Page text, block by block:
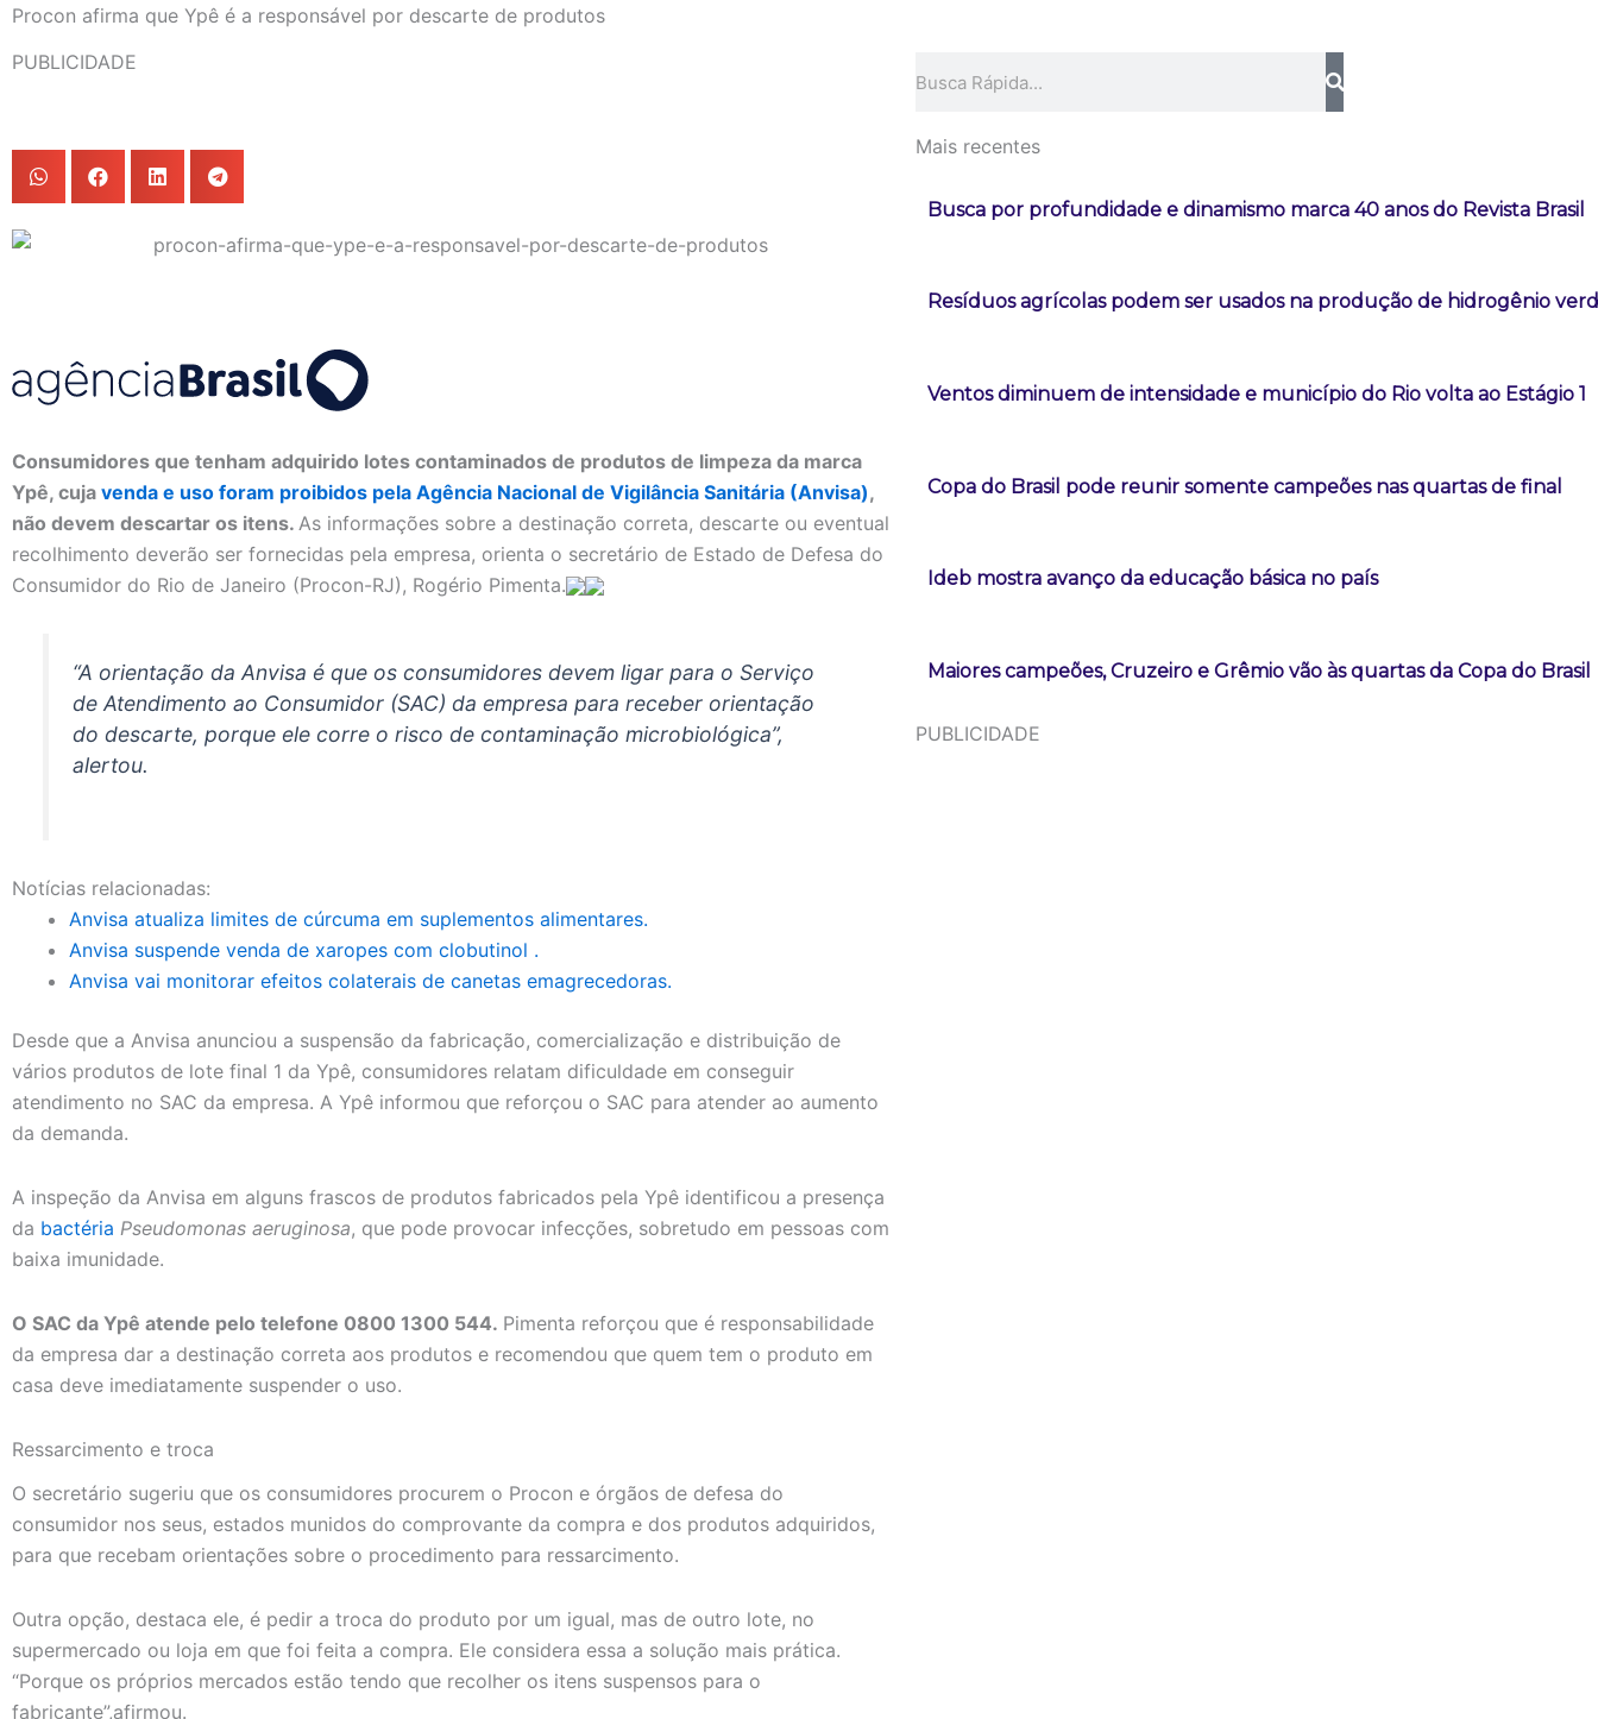
Procon afirma que Ypê é a responsável por descarte de produtos
PUBLICIDADE
Consumidores que tenham adquirido lotes contaminados de produtos de limpeza da marca
Ypê, cuja venda e uso foram proibidos pela Agência Nacional de Vigilância Sanitária (Anvisa),
não devem descartar os itens. As informações sobre a destinação correta, descarte ou eventual
recolhimento deverão ser fornecidas pela empresa, orienta o secretário de Estado de Defesa do
Consumidor do Rio de Janeiro (Procon-RJ), Rogério Pimenta.
“A orientação da Anvisa é que os consumidores devem ligar para o Serviço
de Atendimento ao Consumidor (SAC) da empresa para receber orientação
do descarte, porque ele corre o risco de contaminação microbiológica”,
alertou.
Notícias relacionadas:
Anvisa atualiza limites de cúrcuma em suplementos alimentares.
Anvisa suspende venda de xaropes com clobutinol .
Anvisa vai monitorar efeitos colaterais de canetas emagrecedoras.
Desde que a Anvisa anunciou a suspensão da fabricação, comercialização e distribuição de
vários produtos de lote final 1 da Ypê, consumidores relatam dificuldade em conseguir
atendimento no SAC da empresa. A Ypê informou que reforçou o SAC para atender ao aumento
da demanda.
A inspeção da Anvisa em alguns frascos de produtos fabricados pela Ypê identificou a presença
da bactéria Pseudomonas aeruginosa, que pode provocar infecções, sobretudo em pessoas com
baixa imunidade.
O SAC da Ypê atende pelo telefone 0800 1300 544. Pimenta reforçou que é responsabilidade
da empresa dar a destinação correta aos produtos e recomendou que quem tem o produto em
casa deve imediatamente suspender o uso.
Ressarcimento e troca
O secretário sugeriu que os consumidores procurem o Procon e órgãos de defesa do
consumidor nos seus, estados munidos do comprovante da compra e dos produtos adquiridos,
para que recebam orientações sobre o procedimento para ressarcimento.
Outra opção, destaca ele, é pedir a troca do produto por um igual, mas de outro lote, no
supermercado ou loja em que foi feita a compra. Ele considera essa a solução mais prática.
“Porque os próprios mercados estão tendo que recolher os itens suspensos para o
fabricante”,afirmou.
Mais recentes
Busca por profundidade e dinamismo marca 40 anos do Revista Brasil
Resíduos agrícolas podem ser usados na produção de hidrogênio
Ventos diminuem de intensidade e município do Rio volta ao Estágio 1
Copa do Brasil pode reunir somente campeões nas quartas de final
Ideb mostra avanço da educação básica no país
Maiores campeões, Cruzeiro e Grêmio vão às quartas da Copa do Brasil
PUBLICIDADE